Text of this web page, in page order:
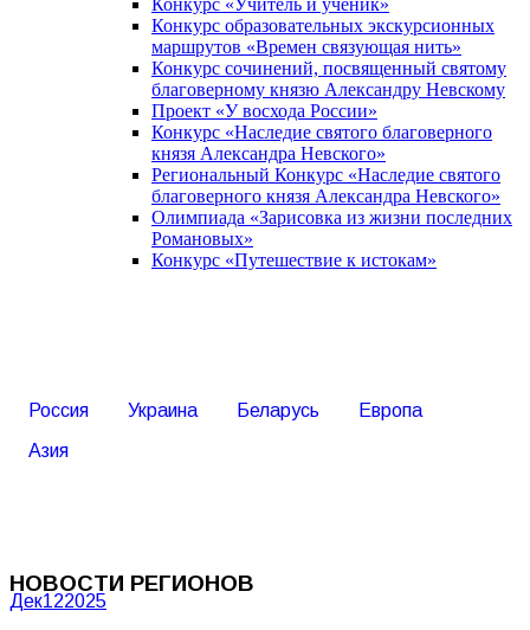
Конкурс «Учитель и ученик»
Конкурс образовательных экскурсионных
маршрутов «Времен связующая нить»
Конкурс сочинений, посвященный святому
благоверному князю Александру Невскому
Проект «У восхода России»
Конкурс «Наследие святого благоверного
князя Александра Невского»
Региональный Конкурс «Наследие святого
благоверного князя Александра Невского»
Олимпиада «Зарисовка из жизни последних
Романовых»
Конкурс «Путешествие к истокам»
Россия Украина Беларусь
Европа
Азия
НОВОСТИ РЕГИОНОВ
Дек122025